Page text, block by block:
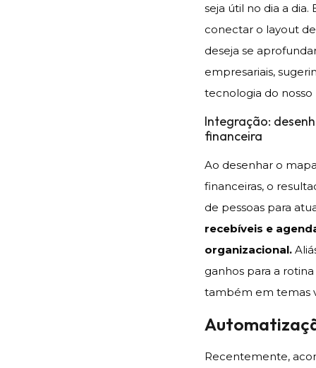
seja útil no dia a dia.
conectar o layout
deseja se
empresariais,
tecnologia do nosso
Integração:
financeira
Ao desenhar o
financeiras, o
de pessoas para
recebíveis e
organizacional.
ganhos para a
também em temas
Recentemente,